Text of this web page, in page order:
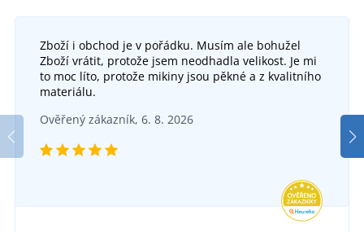
Nákoleníky JOE - 2 kusy v balení
SKLADEM
Montérkové kalhoty s laclem ORION KRYŠTOF
743 Kč
Zboží i obchod je v pořádku. Musím ale bohužel
Zboží vrátit, protože jsem neodhadla velikost. Je mi
to moc líto, protože mikiny jsou pěkné a z kvalitního
materiálu.
Ověřený zákazník, 6. 8. 2026